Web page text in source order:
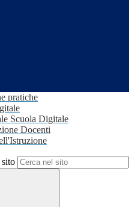
pratiche
Scuola Digitale
Docenti